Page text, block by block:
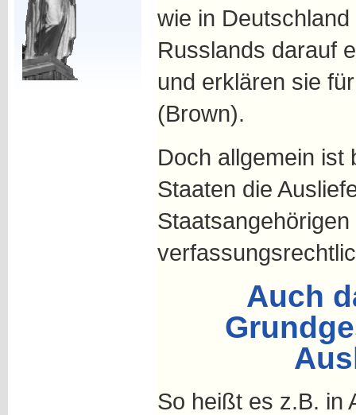
wie in
Russlands darauf
und erklären sie
(Brown).
Doch allgemein ist
Staaten die
Auch
So heißt es z.B. in